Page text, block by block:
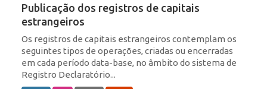
Publicação dos registros de capitais
estrangeiros
Os registros de capitais estrangeiros contemplam os
seguintes tipos de operações, criadas ou encerradas
em cada período data-base, no âmbito do sistema de
Registro Declaratório...